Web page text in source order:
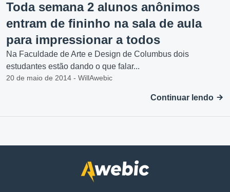
Toda semana 2 alunos anônimos
entram de fininho na sala de aula
para impressionar a todos
Na Faculdade de Arte e Design de Columbus dois
estudantes estão dando o que falar...
20 de maio de 2014 - WillAwebic
Continuar lendo